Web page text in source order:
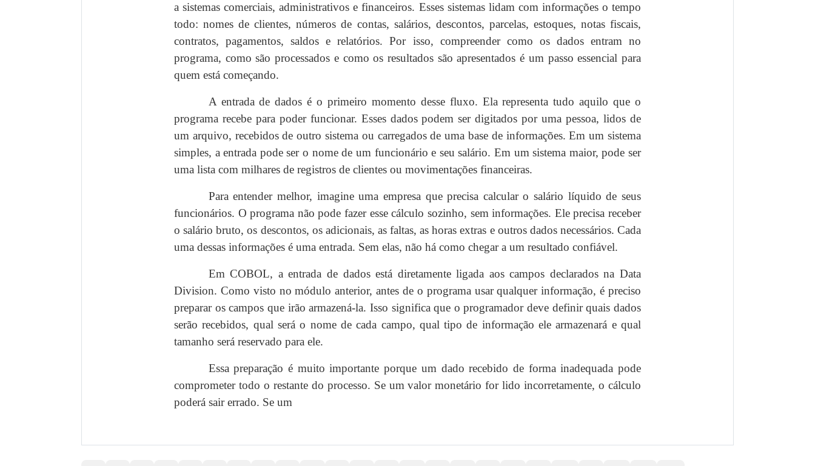
a sistemas comerciais, administrativos e financeiros. Esses sistemas lidam com informações o tempo
todo: nomes de clientes, números de contas, salários, descontos, parcelas, estoques, notas fiscais,
contratos, pagamentos, saldos e relatórios. Por isso, compreender como os dados entram no
programa, como são processados e como os resultados são apresentados é um passo essencial para
quem está começando.
A entrada de dados é o primeiro momento desse fluxo. Ela representa tudo aquilo que o
programa recebe para poder funcionar. Esses dados podem ser digitados por uma pessoa, lidos de
um arquivo, recebidos de outro sistema ou carregados de uma base de informações. Em um sistema
simples, a entrada pode ser o nome de um funcionário e seu salário. Em um sistema maior, pode ser
uma lista com milhares de registros de clientes ou movimentações financeiras.
Para entender melhor, imagine uma empresa que precisa calcular o salário líquido de seus
funcionários. O programa não pode fazer esse cálculo sozinho, sem informações. Ele precisa receber
o salário bruto, os descontos, os adicionais, as faltas, as horas extras e outros dados necessários. Cada
uma dessas informações é uma entrada. Sem elas, não há como chegar a um resultado confiável.
Em COBOL, a entrada de dados está diretamente ligada aos campos declarados na Data
Division. Como visto no módulo anterior, antes de o programa usar qualquer informação, é preciso
preparar os campos que irão armazená-la. Isso significa que o programador deve definir quais dados
serão recebidos, qual será o nome de cada campo, qual tipo de informação ele armazenará e qual
tamanho será reservado para ele.
Essa preparação é muito importante porque um dado recebido de forma inadequada pode
comprometer todo o restante do processo. Se um valor monetário for lido incorretamente, o cálculo
poderá sair errado. Se um